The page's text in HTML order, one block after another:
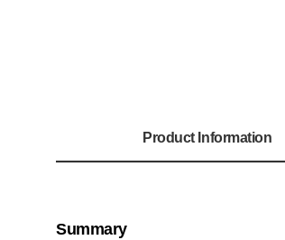
Product Information
Summary